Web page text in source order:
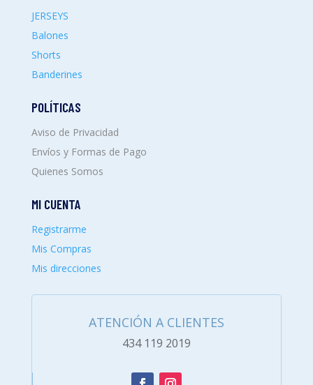
JERSEYS
Balones
Shorts
Banderines
POLÍTICAS
Aviso de Privacidad
Envíos y Formas de Pago
Quienes Somos
MI CUENTA
Registrarme
Mis Compras
Mis direcciones
ATENCIÓN A CLIENTES
434 119 2019